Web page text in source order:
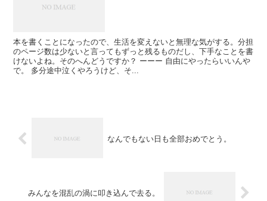
本を書くことになったので、生活を変えないと無理な気がする。分担
のページ数は少ないと言ってもずっと残るものだし、下手なことを書
けないよね。そのへんどうですか？ ーーー 自由にやったらいいんや
で。 多分途中泣くやろうけど、そ...
なんでもない日も全部おめでとう。
みんなを混乱の渦に叩き込んで去る。